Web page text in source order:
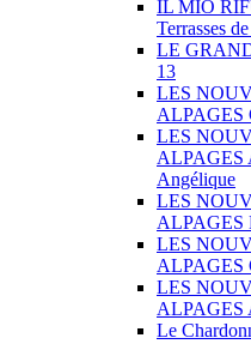
IL MIO
Terrasses
LE
13
LES
ALPAGES
LES
ALPAGES
Angélique
LES
ALPAGES
LES
ALPAGES
LES
ALPAGES
Le